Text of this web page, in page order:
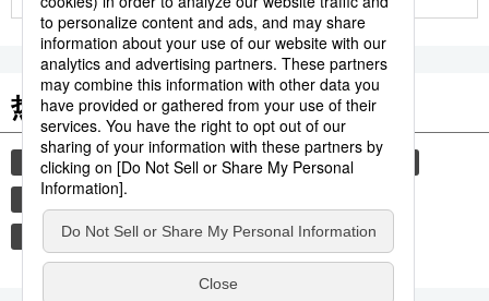
热门关键词
国际 时事社新闻 在日外国人 在留资格
经营 基尼系数
社会福利 老龄化